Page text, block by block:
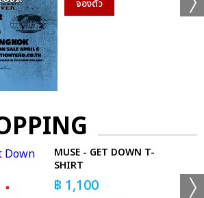
จองตั๋ว
MUSE - GET DOWN T-
SHIRT
฿ 1,100